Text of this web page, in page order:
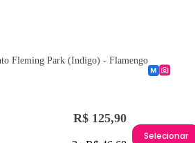
Fleming Park (Indigo) - Flamengo
R$ 125,90
Selecionar